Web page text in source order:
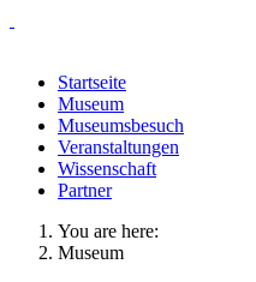
Startseite
Museum
Museumsbesuch
Veranstaltungen
Wissenschaft
Partner
You are here:
Museum